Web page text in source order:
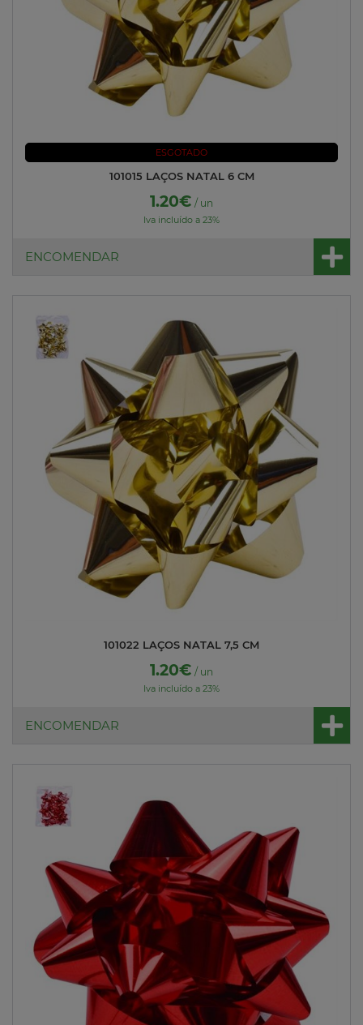
ESGOTADO
101015 LAÇOS NATAL 6 CM
1.20€ / un
Iva incluído a 23%
ENCOMENDAR
101022 LAÇOS NATAL 7,5 CM
1.20€ / un
Iva incluído a 23%
ENCOMENDAR